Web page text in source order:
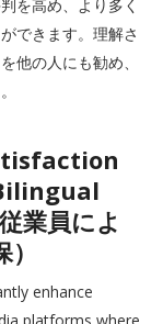
を高め、より多く
できます。理解さ
他の人にも勧め、
業員によ
enhance